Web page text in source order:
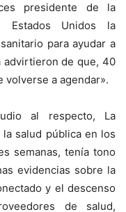
presidente de la
Estados Unidos la
para ayudar a
advirtieron de que, 40
volverse a agendar».
al respecto, La
salud pública en los
semanas, tenía tono
evidencias sobre la
y el descenso
de salud,